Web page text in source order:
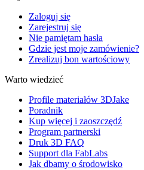
Zaloguj się
Zarejestruj się
Nie pamiętam hasła
Gdzie jest moje zamówienie?
Zrealizuj bon wartościowy
Warto wiedzieć
Profile materiałów 3DJake
Poradnik
Kup więcej i zaoszczędź
Program partnerski
Druk 3D FAQ
Support dla FabLabs
Jak dbamy o środowisko